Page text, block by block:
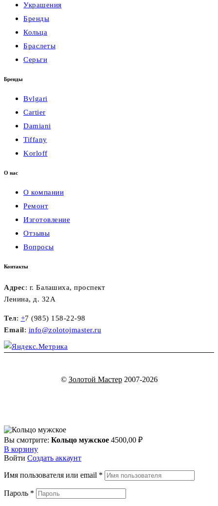
Украшения
Бренды
Кольца
Браслеты
Серьги
Бренды
Bvlgari
Cartier
Damiani
Tiffany
Korloff
О нас
О компании
Ремонт
Изготовление
Отзывы
Вопросы
Контакты
Адрес: г. Балашиха, проспект
Ленина, д. 32А
Тел: +7 (985) 158-22-98
Email: info@zolotojmaster.ru
© Золотой Мастер2007-2026
Вы смотрите: Кольцо мужское 4500,00 ₽
В корзину
Войти Создать аккаунт
Имя пользователя или email *
Пароль *